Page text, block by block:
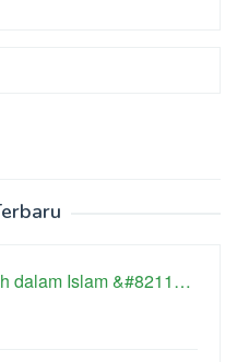
dalam Islam &#8211…